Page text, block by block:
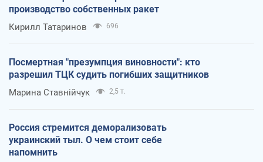
производство собственных ракет
Кирилл Татаринов 696
Посмертная "презумпция виновности": кто
разрешил ТЦК судить погибших защитников
Марина Ставнійчук 2,5 т.
Россия стремится деморализовать
украинский тыл. О чем стоит себе
напомнить